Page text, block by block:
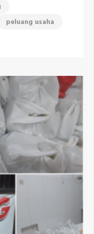
peluang usaha